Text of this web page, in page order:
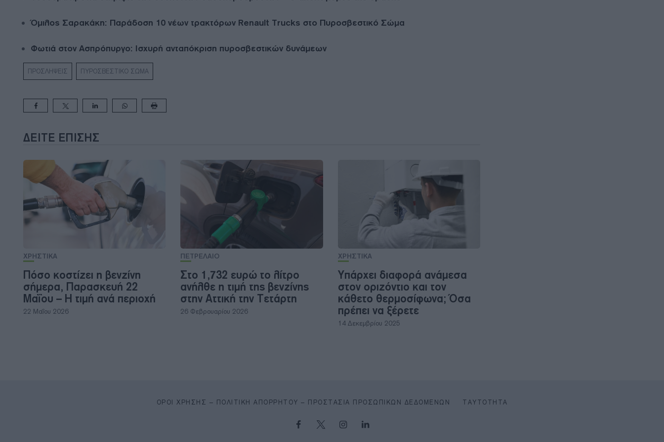
Όμιλος Σαρακάκη: Παράδοση 10 νέων τρακτόρων Renault Trucks στο Πυροσβεστικό Σώμα
Φωτιά στον Ασπρόπυργο: Ισχυρή ανταπόκριση πυροσβεστικών δυνάμεων
ΠΡΟΣΛΗΨΕΙΣ ΠΥΡΟΣΒΕΣΤΙΚΟ ΣΩΜΑ
ΔΕΊΤΕ ΕΠΊΣΗΣ
ΧΡΗΣΤΙΚΑ
Πόσο κοστίζει η βενζίνη
σήμερα, Παρασκευή 22
Μαΐου – Η τιμή ανά περιοχή
22 Μαΐου 2026
ΠΕΤΡΕΛΑΙΟ
Στο 1,732 ευρώ το λίτρο
ανήλθε η τιμή της βενζίνης
στην Αττική την Τετάρτη
26 Φεβρουαρίου 2026
ΧΡΗΣΤΙΚΑ
Υπάρχει διαφορά ανάμεσα
στον οριζόντιο και τον
κάθετο θερμοσίφωνα; Όσα
πρέπει να ξέρετε
14 Δεκεμβρίου 2025
ΌΡΟΙ ΧΡΉΣΗΣ – ΠΟΛΙΤΙΚΉ ΑΠΟΡΡΉΤΟΥ – ΠΡΟΣΤΑΣΊΑ ΠΡΟΣΩΠΙΚΏΝ ΔΕΔΟΜΈΝΩΝ ΤΑΥΤΌΤΗΤΑ